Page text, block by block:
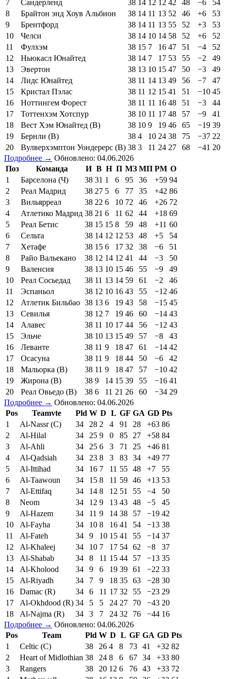
7
Сандерленд 38 14 12 12 42 48 −6
54
8
Брайтон энд Хоув Альбион 38 14 11 13 52 46 +6
53
9
Брентфорд 38 14 11 13 55 52 +3
53
10
Челси 38 14 10 14 58 52 +6
52
11
Фулхэм 38 15 7 16 47 51 −4
52
12
Ньюкасл Юнайтед 38 14 7 17 53 55 −2
49
13
Эвертон 38 13 10 15 47 50 −3
49
14
Лидс Юнайтед 38 11 14 13 49 56 −7
47
15
Кристал Пэлас 38 11 12 15 41 51 −10 45
16
Ноттингем Форест 38 11 11 16 48 51 −3
44
17
Тоттенхэм Хотспур 38 10 11 17 48 57 −9
41
18
Вест Хэм Юнайтед (В) 38 10 9 19 46 65 −19 39
19
Бернли (В) 38 4 10 24 38 75 −37 22
20
Вулверхэмптон Уондерерс (В) 38 3 11 24 27 68 −41 20
Подробнее → Обновлено: 04.06.2026
Поз
Команда И В Н П МЗ МП РМ О
1
Барселона (Ч) 38 31 1 6 95 36 +59 94
2
Реал Мадрид 38 27 5 6 77 35 +42 86
3
Вильярреал 38 22 6 10 72 46 +26 72
4
Атлетико Мадрид 38 21 6 11 62 44 +18 69
5
Реал Бетис 38 15 15 8 59 48 +11 60
6
Сельта 38 14 12 12 53 48 +5
54
7
Хетафе 38 15 6 17 32 38 −6
51
8
Райо Вальекано 38 12 14 12 41 44 −3
50
9
Валенсия 38 13 10 15 46 55 −9
49
10
Реал Сосьедад 38 11 13 14 59 61 −2
46
11
Эспаньол 38 12 10 16 43 55 −12 46
12
Атлетик Бильбао 38 13 6 19 43 58 −15 45
13
Севилья 38 12 7 19 46 60 −14 43
14
Алавес 38 11 10 17 44 56 −12 43
15
Эльче 38 10 13 15 49 57 −8
43
16
Леванте 38 11 9 18 47 61 −14 42
17
Осасуна 38 11 9 18 44 50 −6
42
18
Мальорка (В) 38 11 9 18 47 57 −10 42
19
Жирона (В) 38 9 14 15 39 55 −16 41
20
Реал Овьедо (В) 38 6 11 21 26 60 −34 29
Подробнее → Обновлено: 04.06.2026
Pos
Teamvte Pld W D L GF GA GD Pts
1
Al-Nassr (C) 34 28 2 4 91 28 +63 86
2
Al-Hilal 34 25 9 0 85 27 +58 84
3
Al-Ahli 34 25 6 3 71 25 +46 81
4
Al-Qadsiah 34 23 8 3 83 34 +49 77
5
Al-Ittihad 34 16 7 11 55 48 +7
55
6
Al-Taawoun 34 15 8 11 59 46 +13 53
7
Al-Ettifaq 34 14 8 12 51 55 −4
50
8
Neom 34 12 9 13 43 48 −5
45
9
Al-Hazem 34 11 9 14 38 57 −19 42
10
Al-Fayha 34 10 8 16 41 54 −13 38
11
Al-Fateh 34 9 10 15 41 55 −14 37
12
Al-Khaleej 34 10 7 17 54 62 −8
37
13
Al-Shabab 34 8 11 15 44 57 −13 35
14
Al-Kholood 34 9 6 19 39 61 −22 33
15
Al-Riyadh 34 7 9 18 35 63 −28 30
16
Damac (R) 34 6 11 17 32 55 −23 29
17
Al-Okhdood (R) 34 5 5 24 27 70 −43 20
18
Al-Najma (R) 34 3 7 24 32 76 −44 16
Подробнее → Обновлено: 04.06.2026
Pos
Team Pld W D L GF GA GD Pts
1
Celtic (C) 38 26 4 8 73 41 +32 82
2
Heart of Midlothian 38 24 8 6 67 34 +33 80
3
Rangers 38 20 12 6 76 43 +33 72